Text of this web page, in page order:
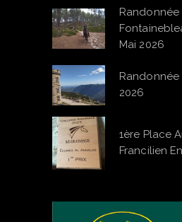
Mai 2026
Randonnée
2026
1ère Place
Francilien